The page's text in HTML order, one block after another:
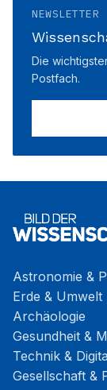
NEWSLETTER
Die
Postfach.
Astronomie &
Erde & Umwelt
Archäologie
Gesundheit &
Technik &
Gesellschaft &